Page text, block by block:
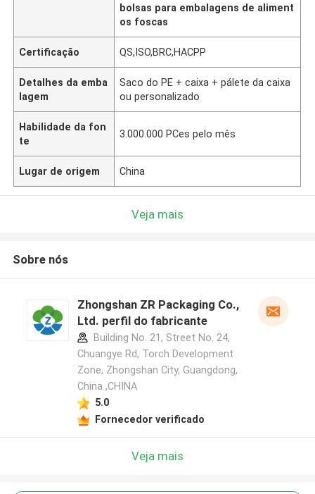
bolsas para embalagens de aliment
os foscas
Certificação QS,ISO,BRC,HACPP
Detalhes da emba
lagem
Saco do PE + caixa + pálete da caixa
ou personalizado
Habilidade da fon
te
3.000.000 PCes pelo mês
Lugar de origem China
Veja mais
Sobre nós
Zhongshan ZR Packaging Co.,
Ltd. perfil do fabricante
Building No. 21, Street No. 24,
Chuangye Rd, Torch Development
Zone, Zhongshan City, Guangdong,
China ,CHINA
5.0
Fornecedor verificado
Veja mais